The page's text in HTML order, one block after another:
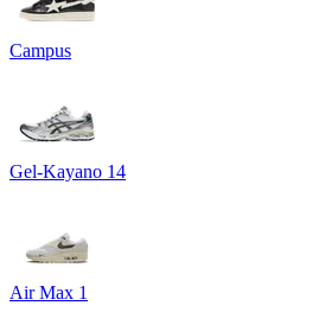
Campus
Gel-Kayano 14
Air Max 1